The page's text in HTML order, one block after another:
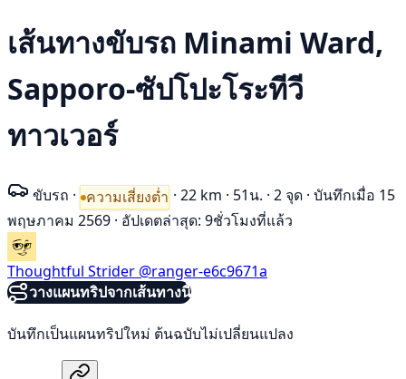
เส้นทางขับรถ Minami Ward,
Sapporo-ซัปโปะโระทีวี
ทาวเวอร์
ขับรถ · ความเสี่ยงต่ำ · 22 km · 51น. · 2 จุด · บันทึกเมื่อ 15
พฤษภาคม 2569 · อัปเดตล่าสุด: 9ชั่วโมงที่แล้ว
Thoughtful Strider @ranger-e6c9671a
วางแผนทริปจากเส้นทางนี้
บันทึกเป็นแผนทริปใหม่ ต้นฉบับไม่เปลี่ยนแปลง